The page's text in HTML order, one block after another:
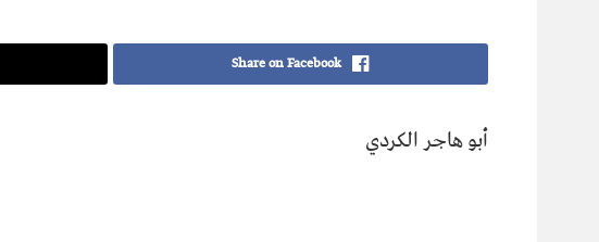
Share on Facebook
أبو هاجر الكردي